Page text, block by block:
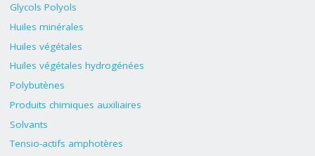
Glycols Polyols
Huiles minérales
Huiles végétales
Huiles végétales hydrogénées
Polybutènes
Produits chimiques auxiliaires
Solvants
Tensio-actifs amphotères